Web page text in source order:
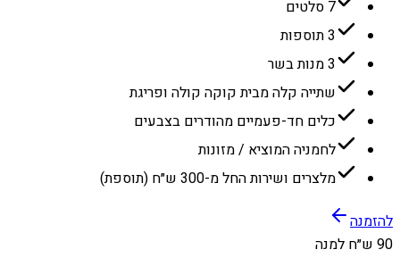
7 סלטים
3 תוספות
3 מנות בשר
שתייה קלה מבית קוקה קולה ופריגת
כלים חד-פעמיים מהודרים בצבעים
לחמניה המוציא / מזונות
מלצרים ושירות החל מ-300 ש״ח (תוספת)
להזמנה
90 ש״ח למנה